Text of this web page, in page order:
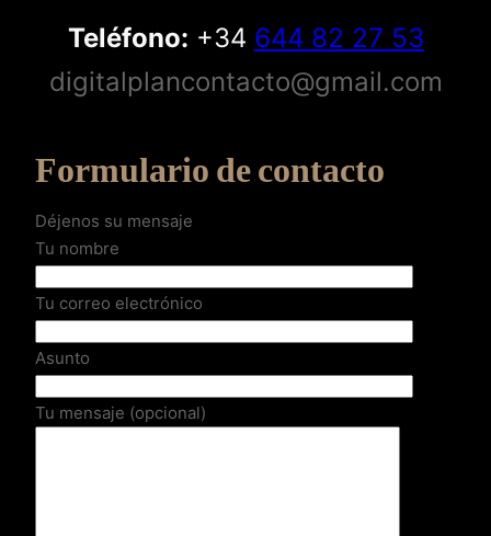
Teléfono: +34 644 82 27 53
digitalplancontacto@gmail.com
Formulario de contacto
Déjenos su mensaje
Tu nombre
Tu correo electrónico
Asunto
Tu mensaje (opcional)